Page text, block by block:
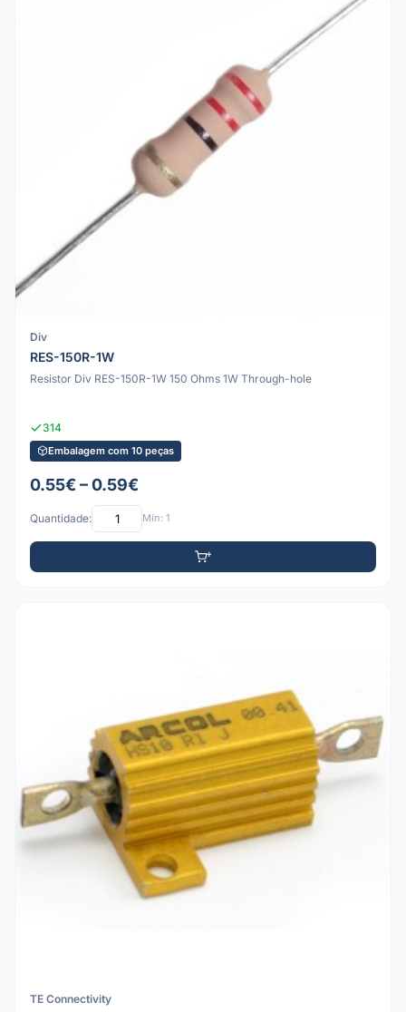
Div
RES-150R-1W
Resistor Div RES-150R-1W 150 Ohms 1W Through-hole
314
Embalagem com 10 peças
0.55€ – 0.59€
Quantidade: Mín: 1
TE Connectivity